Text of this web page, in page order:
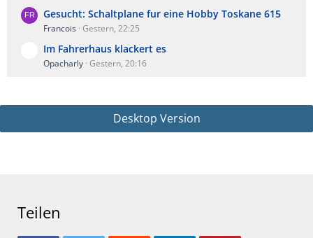
Gesucht: Schaltplane fur eine Hobby Toskane 615
Francois Gestern, 22:25
Im Fahrerhaus klackert es
Opacharly Gestern, 20:16
Desktop Version
Teilen